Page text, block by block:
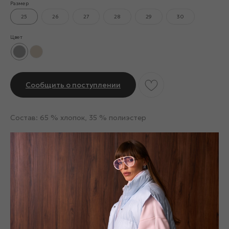
Размер
25
26 27 28 29 30
Цвет
Сообщить о поступлении
Состав: 65 % хлопок, 35 % полиэстер
Смотрите также